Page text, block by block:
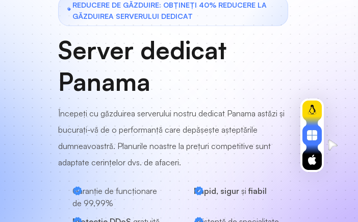
REDUCERE DE GĂZDUIRE: OBȚINEȚI 40% REDUCERE LA
GĂZDUIREA SERVERULUI DEDICAT
Server dedicat
Panama
Începeți cu găzduirea serverului nostru dedicat Panama astăzi și
bucurați-vă de o performanță care depășește așteptările
dumneavoastră. Planurile noastre la prețuri competitive sunt
adaptate cerințelor dvs. de afaceri.
Garanție de funcționare
de 99,99%
Rapid, sigurșifiabil